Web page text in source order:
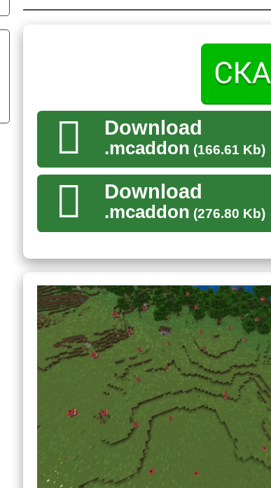
Враг вряд ли будет ожидать атаку с воздуха.
Очень большую роль в моде на
Пользователь сможет выбирать из более чем
Некоторые просто поражают своей
пользователь может высадить десант из
противника, но точно наведут шороху. Что
незамеченным в моде на боевые ракеты для
Пользователь сможет найти ещё больше
моды на войну для MCPE.
Крафт
Для того, чтобы создать оружие судного дня,
зависимости от желаемого результата,
А для того, чтобы отправить их в воздух,
нажать кнопку launch. Если не ввести
Что может нанести большой ущерб базе
Запуск следует производить на
Download
.mcaddon (166.61 Kb)
Download
.mcaddon (276.80 Kb)